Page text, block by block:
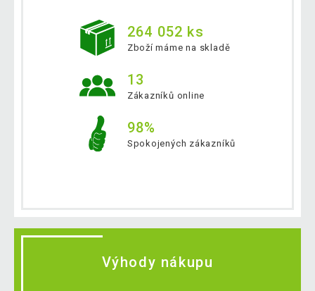
264 052 ks
Zboží máme na skladě
13
Zákazníků online
98%
Spokojených zákazníků
Výhody nákupu